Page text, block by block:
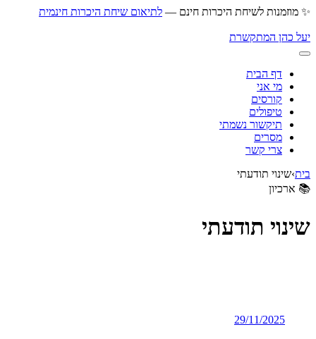
דלג
✨ מוזמנות לשיחת היכרות חינם — לתיאום שיחת היכרות חינמית
יעל כהן המתקשרת
דף הבית
מי אני
קורסים
טיפולים
תיקשור נשמתי
מסרים
צרי קשר
בית›שינוי תודעתי
📚 ארכיון
שינוי תודעתי
29/11/2025